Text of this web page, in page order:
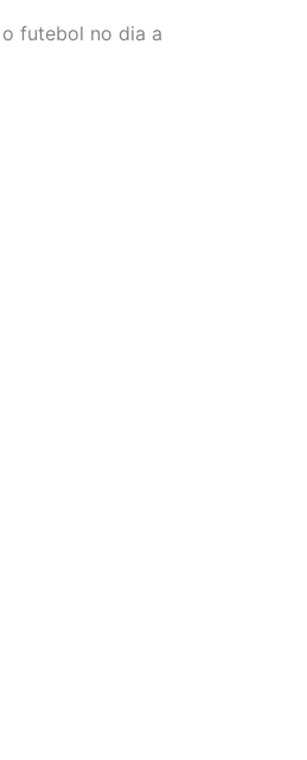
futebol no dia a